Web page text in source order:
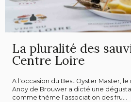
La pluralité des
Centre Loire
A l'occasion du Best Oyster Master,
Andy de Brouwer a dicté une
comme thème l’association des fru...